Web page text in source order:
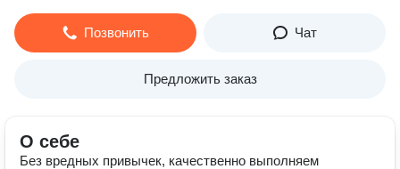
Позвонить Чат
Предложить заказ
О себе
Без вредных привычек, качественно выполняем